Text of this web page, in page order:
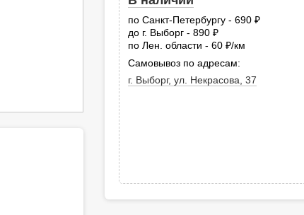
по Санкт-Петербургу - 690
до г. Выборг - 890
по Лен. области - 60
руб.
/км
Самовывоз по адресам:
г. Выборг, ул. Некрасова, 37